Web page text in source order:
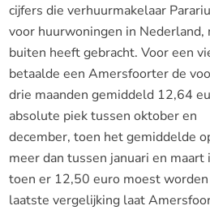
cijfers die verhuurmakelaar
voor huurwoningen in Nederland,
buiten heeft gebracht. Voor een
betaalde een Amersfoorter de
drie maanden gemiddeld 12,64
absolute piek tussen oktober en
december, toen het gemiddelde
meer dan tussen januari en maart
toen er 12,50 euro moest
laatste vergelijking laat